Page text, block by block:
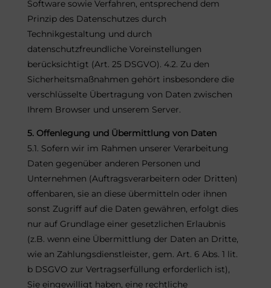
Software sowie Verfahren, entsprechend dem
Prinzip des Datenschutzes durch
Technikgestaltung und durch
datenschutzfreundliche Voreinstellungen
berücksichtigt (Art. 25 DSGVO). 4.2. Zu den
Sicherheitsmaßnahmen gehört insbesondere die
verschlüsselte Übertragung von Daten zwischen
Ihrem Browser und unserem Server.
5. Offenlegung und Übermittlung von Daten
5.1. Sofern wir im Rahmen unserer Verarbeitung
Daten gegenüber anderen Personen und
Unternehmen (Auftragsverarbeitern oder Dritten)
offenbaren, sie an diese übermitteln oder ihnen
sonst Zugriff auf die Daten gewähren, erfolgt dies
nur auf Grundlage einer gesetzlichen Erlaubnis
(z.B. wenn eine Übermittlung der Daten an Dritte,
wie an Zahlungsdienstleister, gem. Art. 6 Abs. 1 lit.
b DSGVO zur Vertragserfüllung erforderlich ist),
Sie eingewilligt haben, eine rechtliche